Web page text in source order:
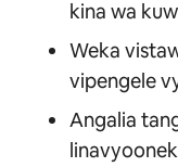
kina wa
Weka
vipengele
Angalia